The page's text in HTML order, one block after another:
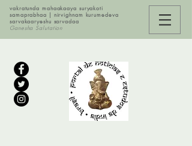
vakratunda mahaakaaya suryakoti
samaprabhaa | nirvighnam kurumedeva
sarvakaaryeshu sarvadaa
Ganesha Salutation